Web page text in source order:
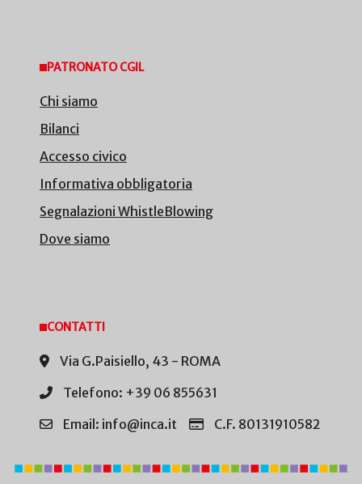
PATRONATO CGIL
Chi siamo
Bilanci
Accesso civico
Informativa obbligatoria
Segnalazioni WhistleBlowing
Dove siamo
CONTATTI
Via G.Paisiello, 43 - ROMA
Telefono: +39 06 855631
Email: info@inca.it
C.F. 80131910582